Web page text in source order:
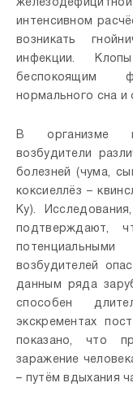
интенсивном
возникать
инфекции.
беспокоящим
нормального сна и
В организме
возбудители
болезней (чума,
коксиеллёз –
Ку).
подтверждают,
возбудителей
данным ряда
способен
экскрементах
показано, что
заражение
– путём вдыхания